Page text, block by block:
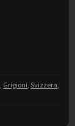
Grigioni Svizzera